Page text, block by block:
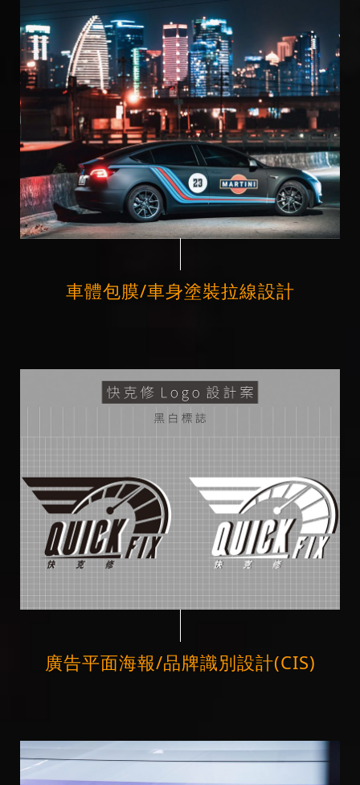
車體包膜/車身塗裝拉線設計
廣告平面海報/品牌識別設計(CIS)